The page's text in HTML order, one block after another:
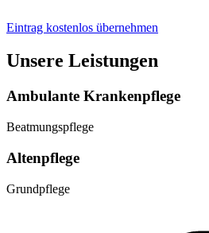
Eintrag kostenlos übernehmen
Unsere Leistungen
Ambulante Krankenpflege
Beatmungspflege
Altenpflege
Grundpflege